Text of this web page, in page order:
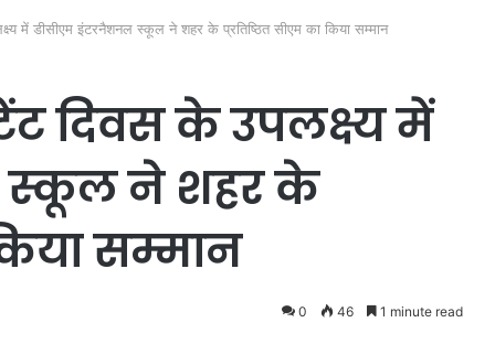
में डीसीएम इंटरनैशनल स्कूल ने शहर के प्रतिष्ठित सीएम का किया सम्मान
दिवस के उपलक्ष्य में
स्कूल ने शहर के
सम्मान
0 46 1 minute read